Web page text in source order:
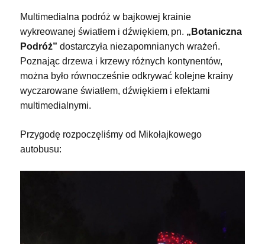
Multimedialna podróż w bajkowej krainie
wykreowanej światłem i dźwiękiem, pn. „Botaniczna
Podróż” dostarczyła niezapomnianych wrażeń.
Poznając drzewa i krzewy różnych kontynentów,
można było równocześnie odkrywać kolejne krainy
wyczarowane światłem, dźwiękiem i efektami
multimedialnymi.
Przygodę rozpoczęliśmy od Mikołajkowego
autobusu: